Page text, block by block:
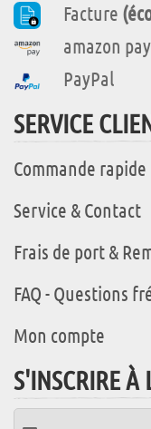
Facture
amazon pay
PayPal
SERVICE
Commande rapide
Service & Contact
Frais de port &
FAQ - Questions
Mon compte
S'INSCRIRE À